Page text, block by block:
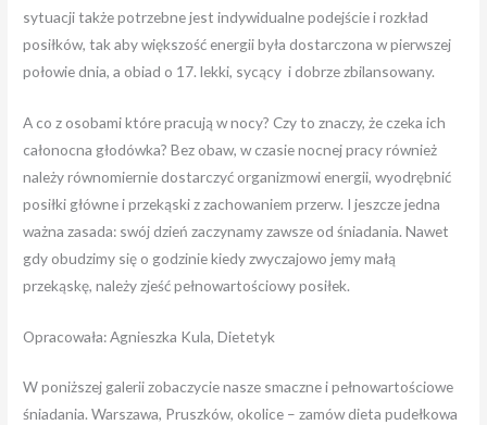
sytuacji także potrzebne jest indywidualne podejście i rozkład
posiłków, tak aby większość energii była dostarczona w pierwszej
połowie dnia, a obiad o 17. lekki, sycący i dobrze zbilansowany.
A co z osobami które pracują w nocy? Czy to znaczy, że czeka ich
całonocna głodówka? Bez obaw, w czasie nocnej pracy również
należy równomiernie dostarczyć organizmowi energii, wyodrębnić
posiłki główne i przekąski z zachowaniem przerw. I jeszcze jedna
ważna zasada: swój dzień zaczynamy zawsze od śniadania. Nawet
gdy obudzimy się o godzinie kiedy zwyczajowo jemy małą
przekąskę, należy zjeść pełnowartościowy posiłek.
Opracowała: Agnieszka Kula, Dietetyk
W poniższej galerii zobaczycie nasze smaczne i pełnowartościowe
śniadania. Warszawa, Pruszków, okolice – zamów dieta pudełkowa